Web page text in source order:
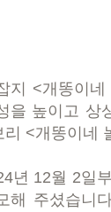
지 <개똥이네
을 높이고 상
<개똥이네
년 12월 2일
해 주셨습니